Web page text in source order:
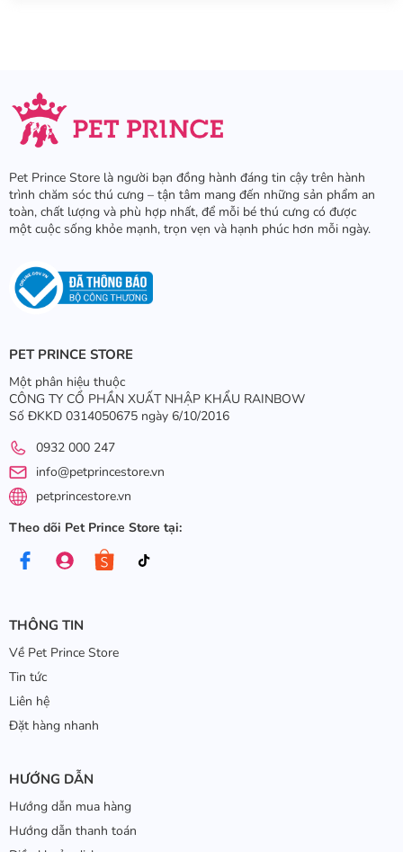
Pet Prince Store là người bạn đồng hành đáng tin cậy trên hành
trình chăm sóc thú cưng – tận tâm mang đến những sản phẩm an
toàn, chất lượng và phù hợp nhất, để mỗi bé thú cưng có được
một cuộc sống khỏe mạnh, trọn vẹn và hạnh phúc hơn mỗi ngày.
PET PRINCE STORE
Một phân hiệu thuộc
CÔNG TY CỔ PHẦN XUẤT NHẬP KHẨU RAINBOW
Số ĐKKD 0314050675 ngày 6/10/2016
0932 000 247
info@petprincestore.vn
petprincestore.vn
Theo dõi Pet Prince Store tại:
THÔNG TIN
Về Pet Prince Store
Tin tức
Liên hệ
Đặt hàng nhanh
HƯỚNG DẪN
Hướng dẫn mua hàng
Hướng dẫn thanh toán